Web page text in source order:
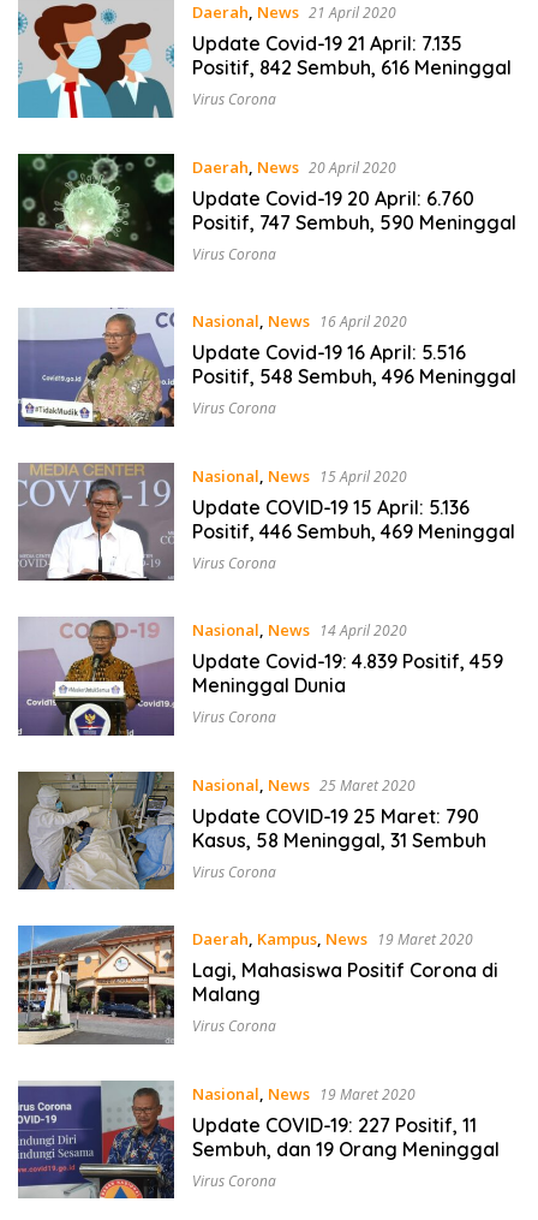
Daerah, News 21 April 2020
Update Covid-19 21 April: 7.135
Positif, 842 Sembuh, 616 Meninggal
Virus Corona
Daerah, News 20 April 2020
Update Covid-19 20 April: 6.760
Positif, 747 Sembuh, 590 Meninggal
Virus Corona
Nasional, News 16 April 2020
Update Covid-19 16 April: 5.516
Positif, 548 Sembuh, 496 Meninggal
Virus Corona
Nasional, News 15 April 2020
Update COVID-19 15 April: 5.136
Positif, 446 Sembuh, 469 Meninggal
Virus Corona
Nasional, News 14 April 2020
Update Covid-19: 4.839 Positif, 459
Meninggal Dunia
Virus Corona
Nasional, News 25 Maret 2020
Update COVID-19 25 Maret: 790
Kasus, 58 Meninggal, 31 Sembuh
Virus Corona
Daerah, Kampus, News 19 Maret 2020
Lagi, Mahasiswa Positif Corona di
Malang
Virus Corona
Nasional, News 19 Maret 2020
Update COVID-19: 227 Positif, 11
Sembuh, dan 19 Orang Meninggal
Virus Corona